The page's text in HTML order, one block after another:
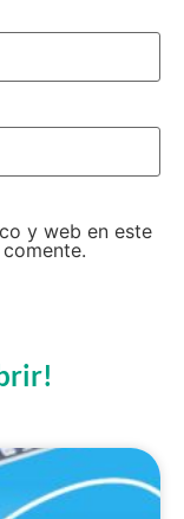
y web en este